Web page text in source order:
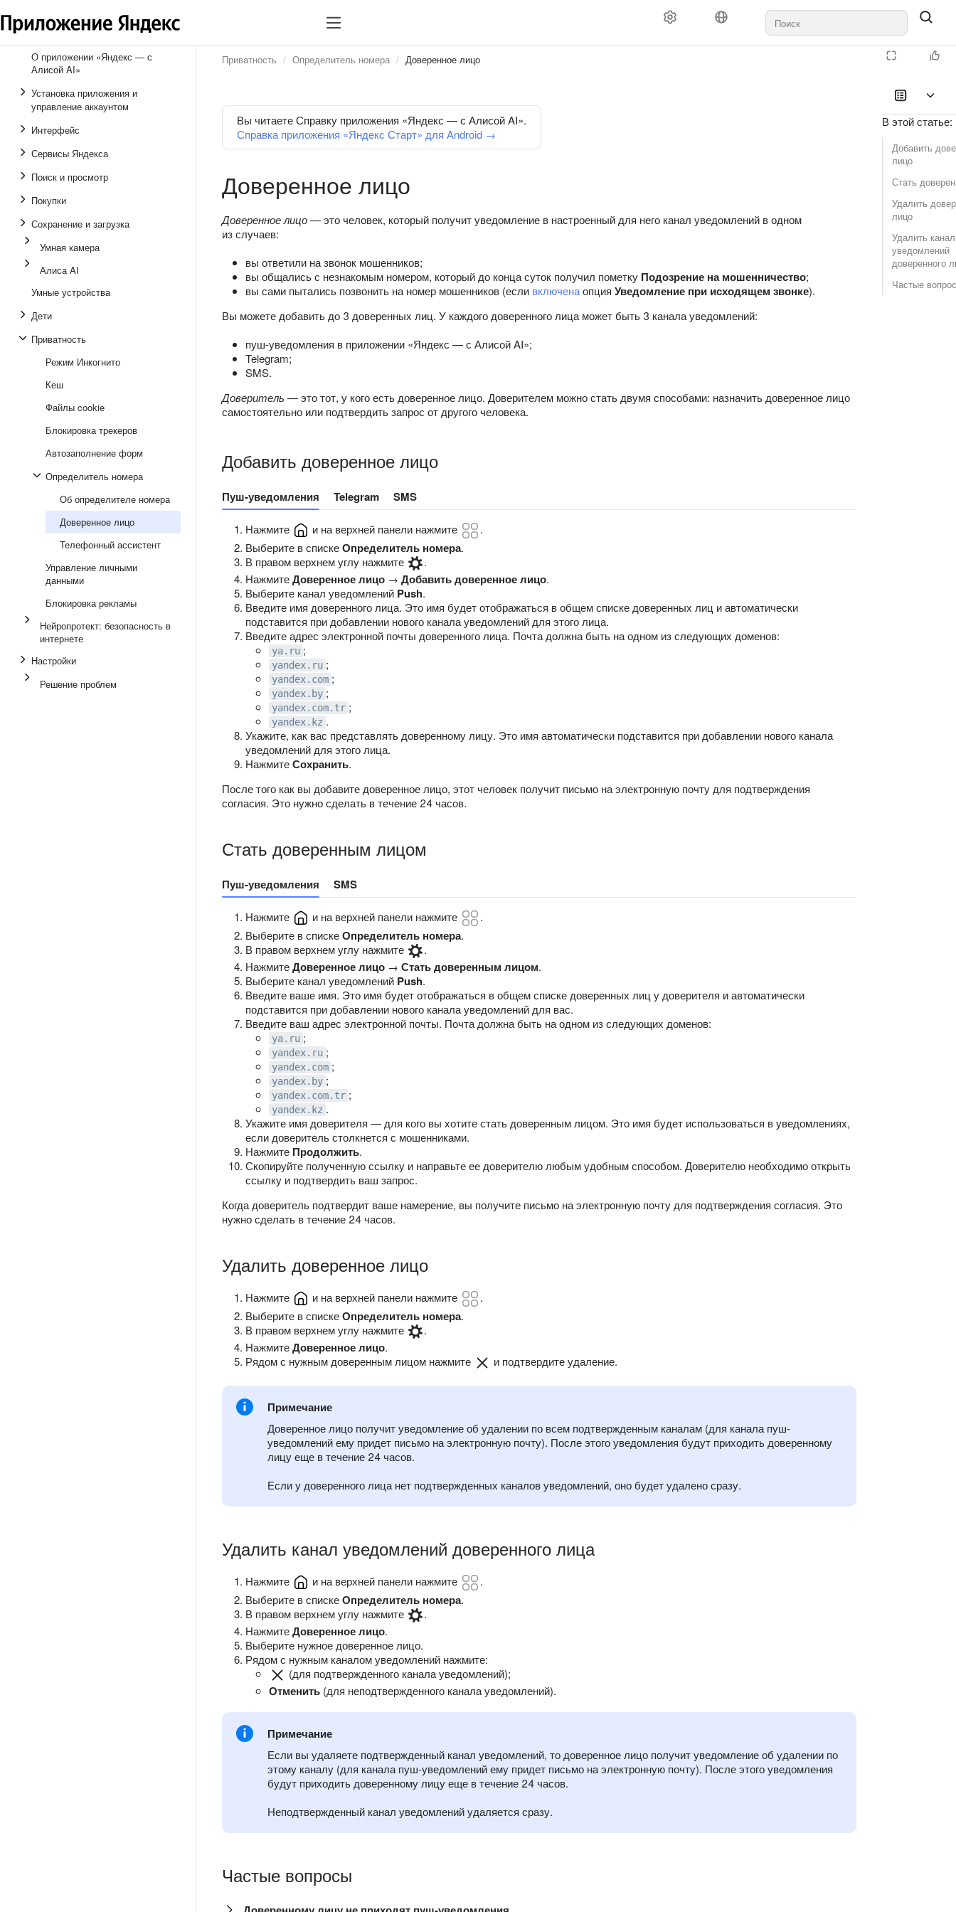
О приложении «Яндекс — с
Алисой AI»
Установка приложения и
управление аккаунтом
Интерфейс
Сервисы Яндекса
Поиск и просмотр
Покупки
Сохранение и загрузка
Умная камера
Алиса AI
Умные устройства
Дети
Приватность
Режим Инкогнито
Кеш
Файлы cookie
Блокировка трекеров
Автозаполнение форм
Определитель номера
Об определителе номера
Доверенное лицо
Телефонный ассистент
Управление личными
данными
Блокировка рекламы
Нейропротект: безопасность в
интернете
Настройки
Решение проблем
В этой статье:
Добавить
лицо
Стать
Удалить
лицо
Удалить канал
уведомлений
доверенного
Частые
Приватность Определитель номера Доверенное лицо
Вы читаете Справку приложения «Яндекс — с Алисой AI».
Справка приложения «Яндекс Старт» для Android →
Доверенное лицо
Доверенное лицо— это человек, который получит уведомление в настроенный для него канал уведомлений в одном
из случаев:
вы ответили на звонок мошенников;
вы общались с незнакомым номером, который до конца суток получил пометку Подозрение на мошенничество;
вы сами пытались позвонить на номер мошенников (если включенаопция Уведомление при исходящем звонке).
Вы можете добавить до 3 доверенных лиц. У каждого доверенного лица может быть 3 канала уведомлений:
пуш-уведомления в приложении «Яндекс — с Алисой AI»;
Telegram;
SMS.
Доверитель — это тот, у кого есть доверенное лицо. Доверителем можно стать двумя способами: назначить доверенное лицо
самостоятельно или подтвердить запрос от другого человека.
Добавить доверенное лицо
Пуш-уведомления Telegram SMS
Нажмите и на верхней панели нажмите
.
Выберите в спискеОпределитель номера.
В правом верхнем углу нажмите
.
НажмитеДоверенное лицо → Добавить доверенное лицо.
Выберите канал уведомлений Push.
Введите имя доверенного лица. Это имя будет отображаться в общем списке доверенных лиц и автоматически
подставится при добавлении нового канала уведомлений для этого лица.
Введите адрес электронной почты доверенного лица. Почта должна быть на одном из следующих доменов:
ya.ru ;
yandex.ru ;
yandex.com ;
yandex.by ;
yandex.com.tr ;
yandex.kz .
Укажите, как вас представлять доверенному лицу. Это имя автоматически подставится при добавлении нового канала
уведомлений для этого лица.
НажмитеСохранить.
После того как вы добавите доверенное лицо, этот человек получит письмо на электронную почту для подтверждения
согласия. Это нужно сделать в течение 24 часов.
Стать доверенным лицом
Пуш-уведомления SMS
Нажмите и на верхней панели нажмите
.
Выберите в спискеОпределитель номера.
В правом верхнем углу нажмите
.
НажмитеДоверенное лицо → Стать доверенным лицом.
Выберите канал уведомлений Push.
Введите ваше имя. Это имя будет отображаться в общем списке доверенных лиц у доверителя и автоматически
подставится при добавлении нового канала уведомлений для вас.
Введите ваш адрес электронной почты. Почта должна быть на одном из следующих доменов:
ya.ru ;
yandex.ru ;
yandex.com ;
yandex.by ;
yandex.com.tr ;
yandex.kz .
Укажите имя доверителя — для кого вы хотите стать доверенным лицом. Это имя будет использоваться в уведомлениях,
если доверитель столкнется с мошенниками.
Нажмите Продолжить.
Скопируйте полученную ссылку и направьте ее доверителю любым удобным способом. Доверителю необходимо открыть
ссылку и подтвердить ваш запрос.
Когда доверитель подтвердит ваше намерение, вы получите письмо на электронную почту для подтверждения согласия. Это
нужно сделать в течение 24 часов.
Удалить доверенное лицо
Нажмите и на верхней панели нажмите
.
Выберите в спискеОпределитель номера.
В правом верхнем углу нажмите
.
НажмитеДоверенное лицо.
Рядом с нужным доверенным лицом нажмите
и подтвердите удаление.
Примечание
Доверенное лицо получит уведомление об удалении по всем подтвержденным каналам (для канала пуш-
уведомлений ему придет письмо на электронную почту). После этого уведомления будут приходить доверенному
лицу еще в течение 24 часов.
Если у доверенного лица нет подтвержденных каналов уведомлений, оно будет удалено сразу.
Удалить канал уведомлений доверенного лица
Нажмите и на верхней панели нажмите
.
Выберите в спискеОпределитель номера.
В правом верхнем углу нажмите
.
НажмитеДоверенное лицо.
Выберите нужное доверенное лицо.
Рядом с нужным каналом уведомлений нажмите:
(для подтвержденного канала уведомлений);
Отменить (для неподтвержденного канала уведомлений).
Примечание
Если вы удаляете подтвержденный канал уведомлений, то доверенное лицо получит уведомление об удалении по
этому каналу (для канала пуш-уведомлений ему придет письмо на электронную почту). После этого уведомления
будут приходить доверенному лицу еще в течение 24 часов.
Неподтвержденный канал уведомлений удаляется сразу.
Частые вопросы